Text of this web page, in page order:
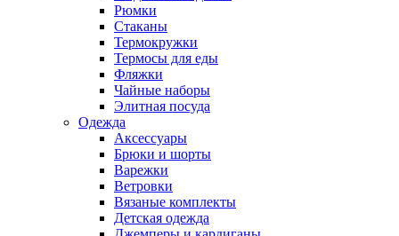
Рюмки
Стаканы
Термокружки
Термосы для еды
Фляжки
Чайные наборы
Элитная посуда
Одежда
Аксессуары
Брюки и шорты
Варежки
Ветровки
Вязаные комплекты
Детская одежда